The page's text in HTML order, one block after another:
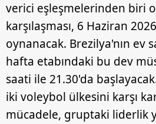
verici eşleşmelerinden biri
karşılaşması, 6 Haziran
oynanacak. Brezilya'nın ev
hafta etabındaki bu dev
saati ile 21.30'da
iki voleybol ülkesini karşı
mücadele, gruptaki liderlik